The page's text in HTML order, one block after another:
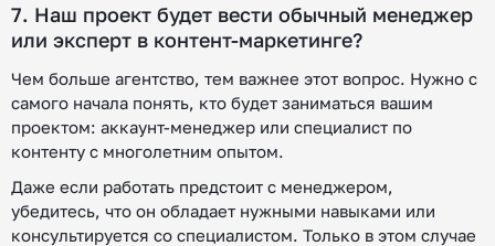
7. Наш проект будет вести обычный менеджер
или эксперт в контент-маркетинге?
Чем больше агентство, тем важнее этот вопрос. Нужно с
самого начала понять, кто будет заниматься вашим
проектом: аккаунт-менеджер или специалист по
контенту с многолетним опытом.
Даже если работать предстоит с менеджером,
убедитесь, что он обладает нужными навыками или
консультируется со специалистом. Только в этом случае